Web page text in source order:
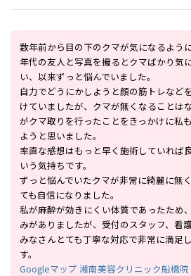
数年前から目の下のクマが気になるよう
年代の友人と写真を撮るとクマばかり気
い、以来ずっと悩んでいました。
自力でどうにかしようと顔の筋トレなど
けていましたが、クマが無くなることは
がクマ取りを行ったことをきっかけに私
ようと思いました。
率直な感想はもっと早く施術していれば
いう気持ちです。
ずっと悩んでいたクマが非常に綺麗に無
ても自信になりました。
私が麻酔が効きにくい体質であったため
みがありましたが、受付のスタッフ、看
みなさんとても丁寧な対応で非常に満足
す。
Googleマップ 湘南美容クリニック船橋院